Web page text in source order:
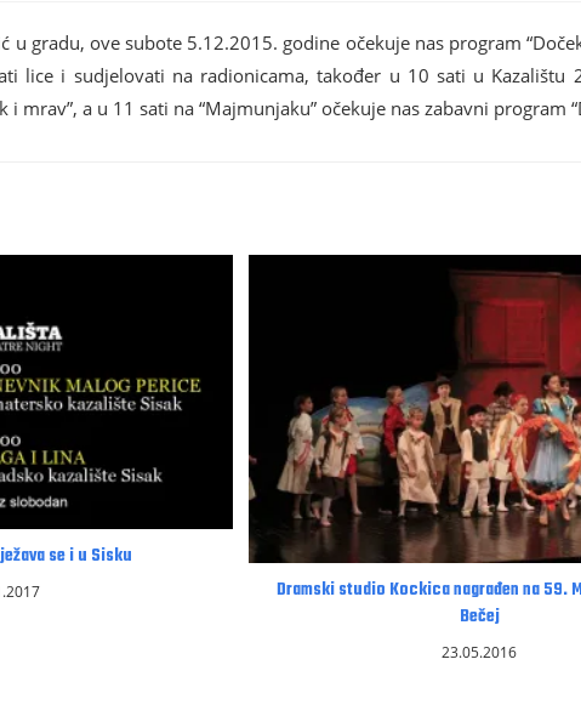
u gradu, ove subote 5.12.2015. godine očekuje nas program
lice i sudjelovati na radionicama, također u 10 sati u
i mrav”, a u 11 sati na “Majmunjaku” očekuje nas zabavni program
se i u Sisku
Dramski studio Kockica nagrađen na 59.
Bečej
23.05.2016